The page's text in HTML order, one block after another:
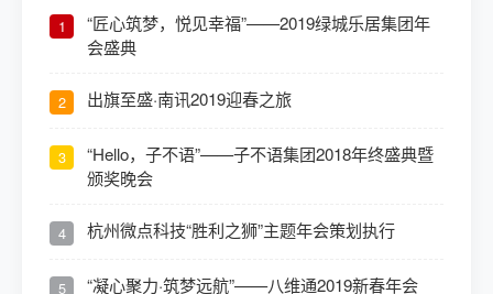
1
“匠心筑梦，悦见幸福”——2019绿城乐居集团年
会盛典
2 出旗至盛·南讯2019迎春之旅
3
“Hello，子不语”——子不语集团2018年终盛典暨
颁奖晚会
4 杭州微点科技“胜利之狮”主题年会策划执行
5 “凝心聚力·筑梦远航”——八维通2019新春年会